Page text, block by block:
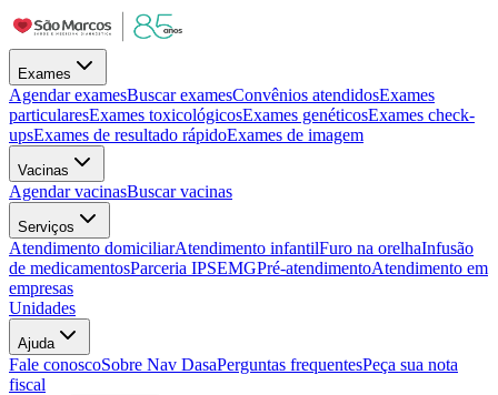
Exames
Agendar examesBuscar examesConvênios atendidosExames
particularesExames toxicológicosExames genéticosExames check-
upsExames de resultado rápidoExames de imagem
Vacinas
Agendar vacinasBuscar vacinas
Serviços
Atendimento domiciliarAtendimento infantilFuro na orelhaInfusão
de medicamentosParceria IPSEMGPré-atendimentoAtendimento em
empresas
Unidades
Ajuda
Fale conoscoSobre Nav DasaPerguntas frequentesPeça sua nota
fiscal